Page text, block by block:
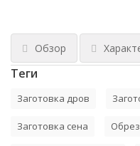
Обзор
Теги
Заготовка дров
Заготовка сена